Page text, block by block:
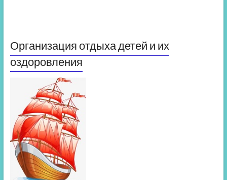
Организация отдыха детей и их
оздоровления